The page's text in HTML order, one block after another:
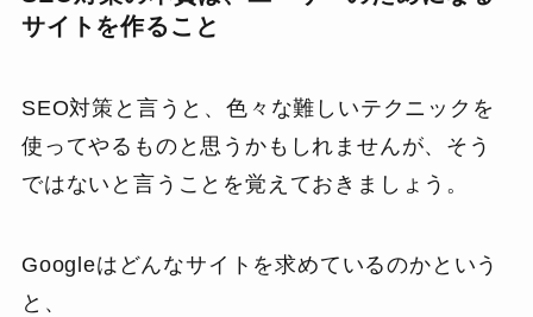
サイトを作ること
SEO対策と言うと、色々な難しいテクニックを
使ってやるものと思うかもしれませんが、そう
ではないと言うことを覚えておきましょう。
Googleはどんなサイトを求めているのかという
と、